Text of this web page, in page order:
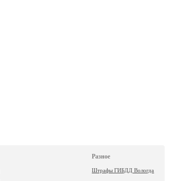
Разное
Штрафы ГИБДД Вологда